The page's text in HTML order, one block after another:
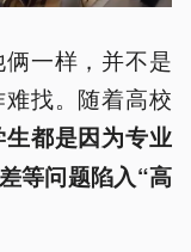
一样，并不是
找。随着高校
都是因为专业
等问题陷入“高